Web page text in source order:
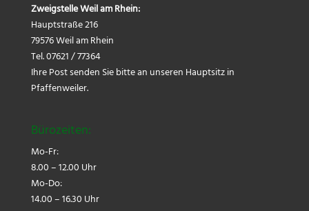
Zweigstelle Weil am Rhein:
Hauptstraße 216
79576 Weil am Rhein
Tel. 07621 / 77364
Ihre Post senden Sie bitte an unseren Hauptsitz in
Pfaffenweiler.
Bürozeiten:
Mo-Fr:
8.00 – 12.00 Uhr
Mo-Do:
14.00 – 16.30 Uhr